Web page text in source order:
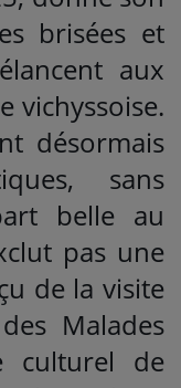
brisées et
aux
vichyssoise.
désormais
sans
belle au
pas une
de la visite
Malades
culturel de